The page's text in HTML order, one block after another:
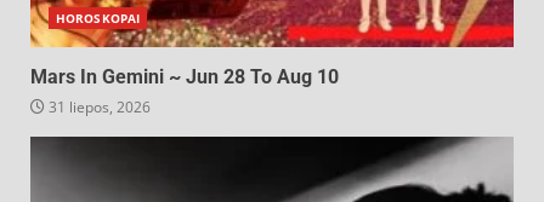
HOROSKOPAI
Mars In Gemini ~ Jun 28 To Aug 10
31 liepos, 2026